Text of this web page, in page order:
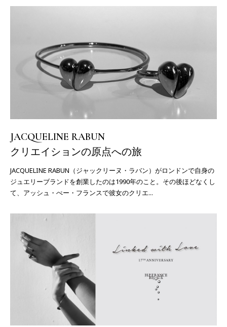
JACQUELINE RABUN
クリエイションの原点への旅
JACQUELINE RABUN（ジャックリーヌ・ラバン）がロンドンで自身の
ジュエリーブランドを創業したのは1990年のこと。その後ほどなくし
て、アッシュ・ぺー・フランスで彼女のクリエ...